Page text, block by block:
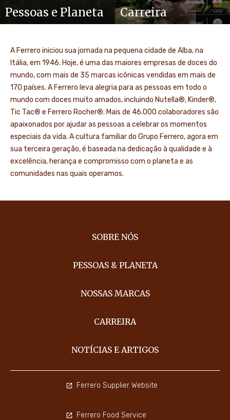
Pessoas e Planeta Carreira
A Ferrero iniciou sua jornada na pequena cidade de Alba, na
Itália, em 1946. Hoje, é uma das maiores empresas de doces do
mundo, com mais de 35 marcas icônicas vendidas em mais de
170 países. A Ferrero leva alegria para as pessoas em todo o
mundo com doces muito amados, incluindo Nutella®, Kinder®,
Tic Tac® e Ferrero Rocher®. Mais de 46.000 colaboradores são
apaixonados por ajudar as pessoas a celebrar os momentos
especiais da vida. A cultura familiar do Grupo Ferrero, agora em
sua terceira geração, é baseada na dedicação à qualidade e à
excelência, herança e compromisso com o planeta e as
comunidades nas quais operamos.
SOBRE NÓS
PESSOAS & PLANETA
NOSSAS MARCAS
CARREIRA
NOTÍCIAS E ARTIGOS
Ferrero Supplier Website
Ferrero Food Service